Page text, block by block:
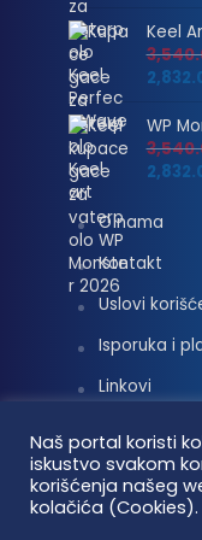
Keel
WP
O nama
Kontakt
Uslovi
Isporuka i
Linkovi
Vaterpolo vesti ©
Naš portal koristi
iskustvo svakom
korišćenja našeg
kolačića (Cookies).